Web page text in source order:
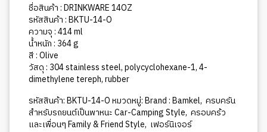
ชื่อสินค้า : DRINKWARE 14OZ
รหัสสินค้า : BKTU-14-O
ความจุ : 414 ml
น้ำหนัก : 364 g
สี : Olive
วัสดุ : 304 stainless steel, polycyclohexane-1, 4-
dimethylene tereph, rubber
รหัสสินค้า:BKTU-14-Oหมวดหมู่:Brand : Bamkel, ครบครัน
สำหรับรถยนต์เป็นพาหนะ Car-Camping Style, ครอบคร้ว
และเพื่อนๆ Family & Friend Style, เฟอร์นิเจอร์